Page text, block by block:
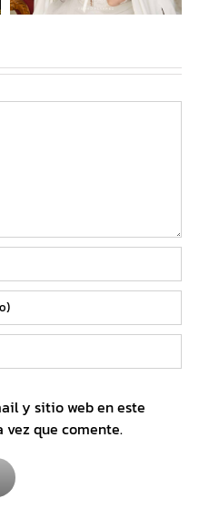
y sitio web en este
vez que comente.